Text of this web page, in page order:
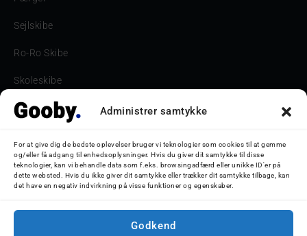
Administrer samtykke
For at give dig de bedste oplevelser bruger vi teknologier som cookies til at gemme
og/eller få adgang til enhedsoplysninger. Hvis du giver dit samtykke til disse
teknologier, kan vi behandle data som f.eks. browsingadfærd eller unikke ID'er på
dette websted. Hvis du ikke giver dit samtykke eller trækker dit samtykke tilbage, kan
det have en negativ indvirkning på visse funktioner og egenskaber.
Godkend
Sejlskibe
Ro-Ro Skibe
Skoleskibe
Havne & Turbåde samt restaurantionsskibe
Bilskib
Storebæltsbroen